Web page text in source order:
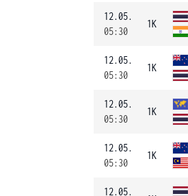
12.05.
05:30
1K
12.05.
05:30
1K
12.05.
05:30
1K
12.05.
05:30
1K
12.05.